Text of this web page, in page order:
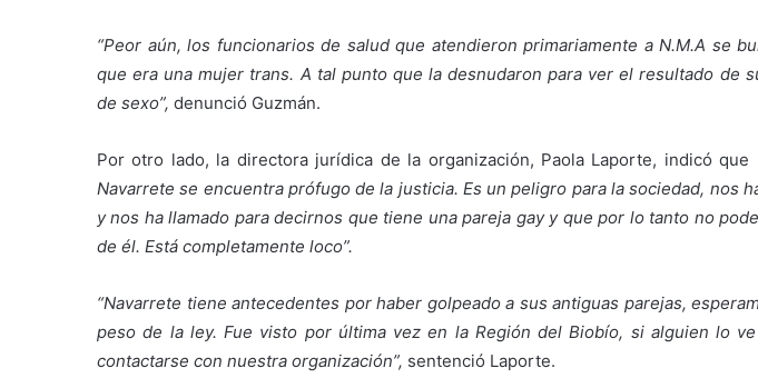
“Peor aún, los funcionarios de salud que atendieron primariamente a N.M.A se
que era una mujer trans. A tal punto que la desnudaron para ver el resultado de
de sexo”, denunció Guzmán.
Por otro lado, la directora jurídica de la organización, Paola Laporte, indicó que
Navarrete se encuentra prófugo de la justicia. Es un peligro para la sociedad, nos
y nos ha llamado para decirnos que tiene una pareja gay y que por lo tanto no
de él. Está completamente loco”.
“Navarrete tiene antecedentes por haber golpeado a sus antiguas parejas,
peso de la ley. Fue visto por última vez en la Región del Biobío, si alguien lo
contactarse con nuestra organización”, sentenció Laporte.